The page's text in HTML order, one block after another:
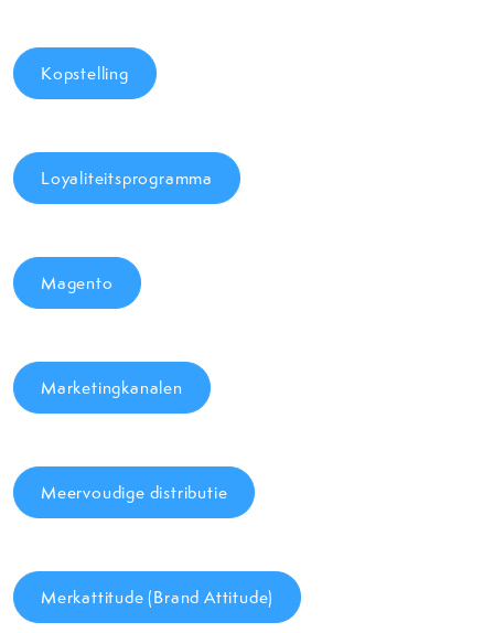
Kopstelling
Loyaliteitsprogramma
Magento
Marketingkanalen
Meervoudige distributie
Merkattitude (Brand Attitude)